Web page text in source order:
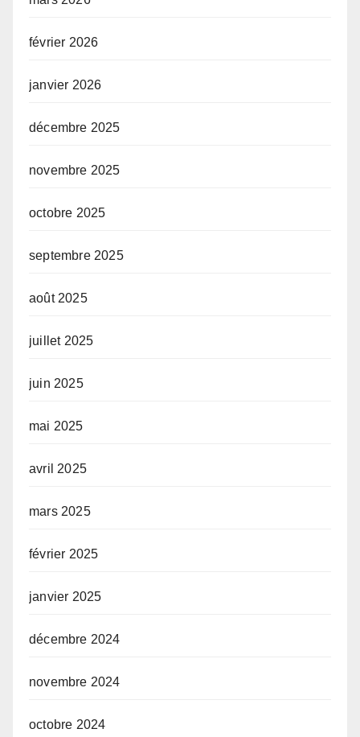
février 2026
janvier 2026
décembre 2025
novembre 2025
octobre 2025
septembre 2025
août 2025
juillet 2025
juin 2025
mai 2025
avril 2025
mars 2025
février 2025
janvier 2025
décembre 2024
novembre 2024
octobre 2024